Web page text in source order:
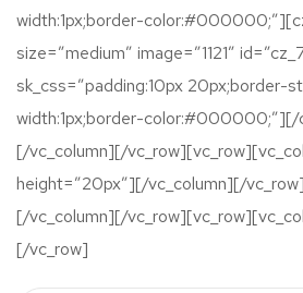
width:1px;border-
size=”medium” image=”1121″
sk_css=”padding:10px 20px;border-
width:1px;border-color:#000000;”][/
[/vc_column][/
height=”20px”][/vc_column][/
[/vc_column][/
[/vc_row]